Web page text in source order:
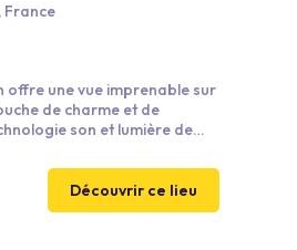
France
offre une vue imprenable sur
de charme et de
son et lumière de
Découvrir ce lieu